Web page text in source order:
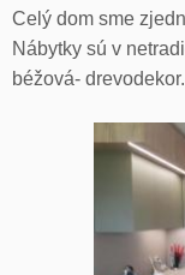
Celý dom sme
Nábytky sú v
béžová- drevodekor.